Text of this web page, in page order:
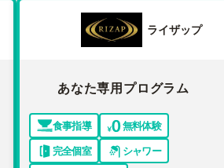
ライザップ
あなた専用プログラム
食事指導
無料体験
完全個室
シャワー